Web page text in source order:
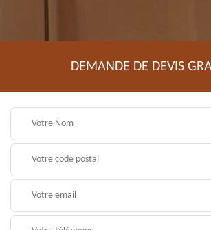
DEMANDE DE DEVIS